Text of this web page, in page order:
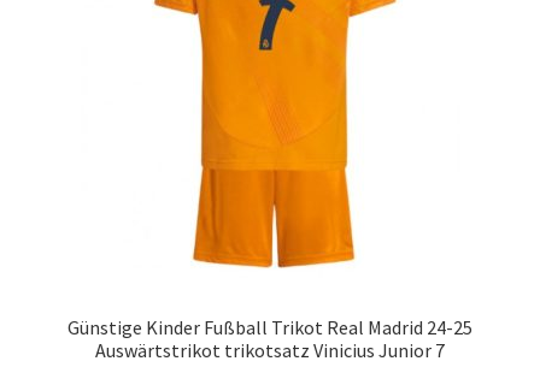
auf
Günstige Kinder Fußball Trikot Real Madrid 24-25
Auswärtstrikot trikotsatz Vinicius Junior 7